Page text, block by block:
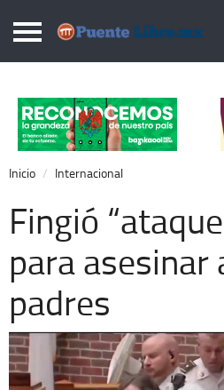
Puentelibre.mx
Local
Nacional
Opinión
Cronos
Economía
Espectáculos
Deportes
Extra +
Inicio Internacional
Fingió
para asesinar
padres